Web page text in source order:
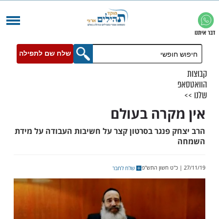
שלח שם לתפילה
בעולם
פנגר בסרטון קצר על חשיבות העבודה על מידת